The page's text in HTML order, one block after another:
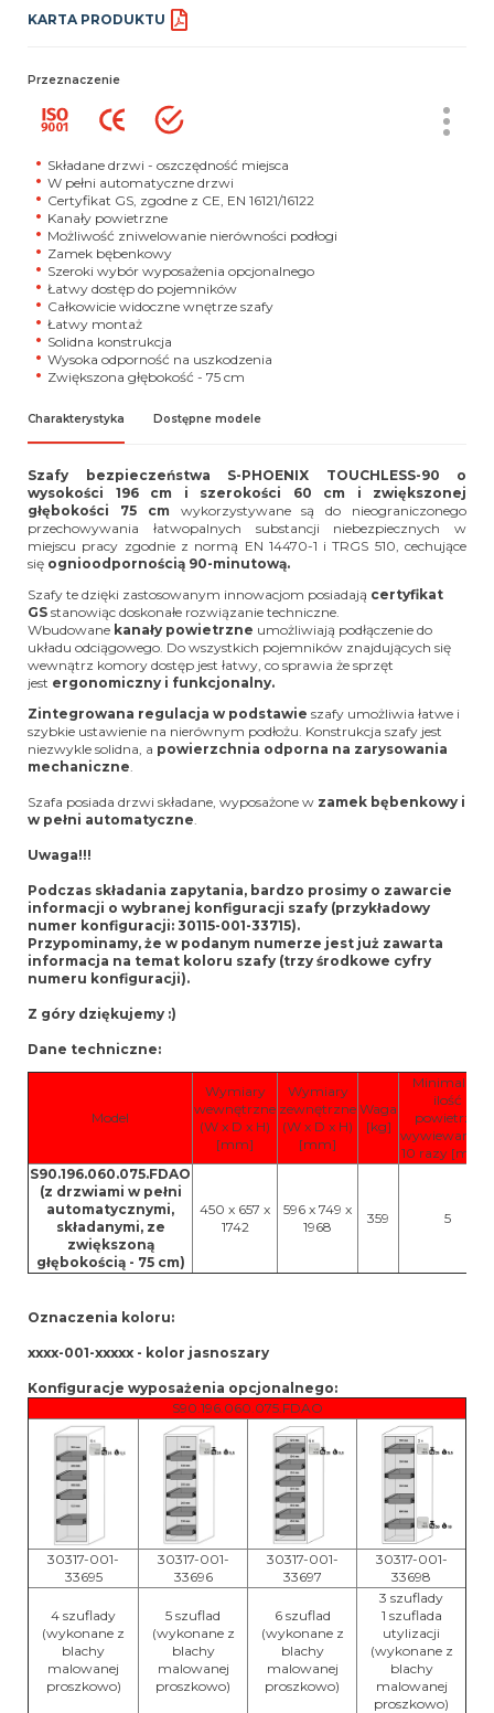
KARTA PRODUKTU
Przeznaczenie
Składane drzwi - oszczędność miejsca
W pełni automatyczne drzwi
Certyfikat GS, zgodne z CE, EN 16121/16122
Kanały powietrzne
Możliwość zniwelowanie nierówności podłogi
Zamek bębenkowy
Szeroki wybór wyposażenia opcjonalnego
Łatwy dostęp do pojemników
Całkowicie widoczne wnętrze szafy
Łatwy montaż
Solidna konstrukcja
Wysoka odporność na uszkodzenia
Zwiększona głębokość - 75 cm
Charakterystyka Dostępne modele
Szafy bezpieczeństwa S-PHOENIX TOUCHLESS-90
o
wysokości 196 cm i szerokości 60 cm i zwiększonej
głębokości 75 cm wykorzystywane są do nieograniczonego
przechowywania łatwopalnych substancji niebezpiecznych w
miejscu pracy zgodnie z normą EN 14470-1 i TRGS 510, cechujące
się ognioodpornością 90-minutową.
Szafy te dzięki zastosowanym innowacjom posiadają certyfikat
GS stanowiąc doskonałe rozwiązanie techniczne.
Wbudowane kanały powietrzne umożliwiają podłączenie do
układu odciągowego. Do wszystkich pojemników znajdujących się
wewnątrz komory dostęp jest łatwy, co sprawia że sprzęt
jest ergonomiczny i funkcjonalny.
Zintegrowana regulacja w podstawie szafy umożliwia łatwe i
szybkie ustawienie na nierównym podłożu. Konstrukcja szafy jest
niezwykle solidna, a powierzchnia odporna na zarysowania
mechaniczne.
Szafa posiada drzwi składane, wyposażone w zamek bębenkowy i
w pełni automatyczne.
Uwaga!!!
Podczas składania zapytania, bardzo prosimy o zawarcie
informacji o wybranej konfiguracji szafy (przykładowy
numer konfiguracji: 30115-001-33715).
Przypominamy, że w podanym numerze jest już zawarta
informacja na temat koloru szafy (trzy środkowe cyfry
numeru konfiguracji).
Z góry dziękujemy :)
Dane techniczne:
Model
Wymiary
wewnętrzne
(W x D x H)
[mm]
Wymiary
zewnętrzne
(W x D x H)
[mm]
Waga
[kg]
Minimalna
ilość
powietrza
wywiewanego
10 razy [m
S90.196.060.075.FDAO
(z drzwiami w pełni
automatycznymi,
składanymi, ze
zwiększoną
głębokością - 75 cm)
450 x 657 x
1742
596 x 749 x
1968
359 5
Oznaczenia koloru:
xxxx-001-xxxxx - kolor jasnoszary
Konfiguracje wyposażenia opcjonalnego:
S90.196.060.075.FDAO
30317-001-
33695
30317-001-
33696
30317-001-
33697
30317-001-
33698
4 szuflady
(wykonane z
blachy
malowanej
proszkowo)
5 szuflad
(wykonane z
blachy
malowanej
proszkowo)
6 szuflad
(wykonane z
blachy
malowanej
proszkowo)
3 szuflady
1 szuflada
utylizacji
(wykonane z
blachy
malowanej
proszkowo)